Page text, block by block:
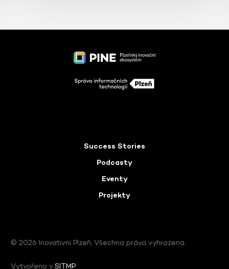
Success Stories
Podcasty
Eventy
Projekty
© 2026 Inovativní Plzeň, Všechna práva vyhrazena.
Vytvořeno vSITMP